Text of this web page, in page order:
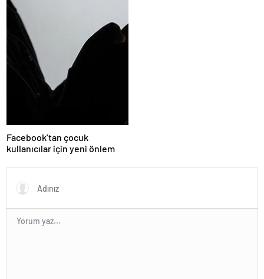
Facebook’tan çocuk
kullanıcılar için yeni önlem